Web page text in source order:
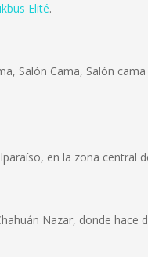
Elité.
Salón Cama, Salón
en la zona central
Nazar, donde hace